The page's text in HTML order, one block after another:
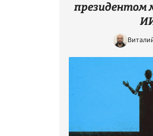
президентом